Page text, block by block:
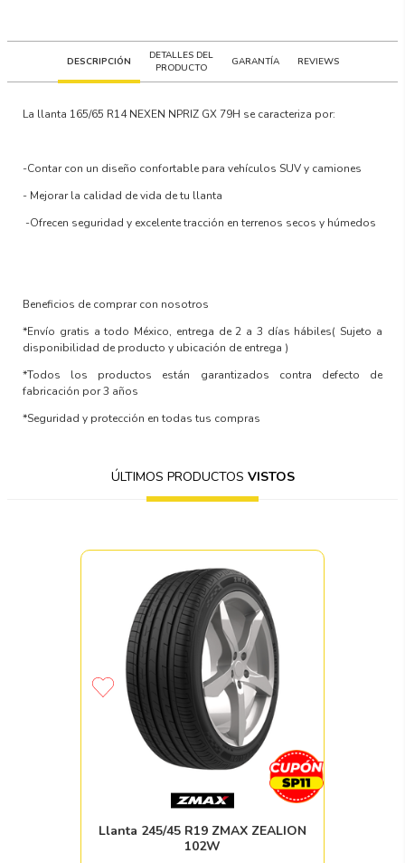
DESCRIPCIÓN
DETALLES DEL
PRODUCTO
GARANTÍA REVIEWS
La llanta 165/65 R14 NEXEN NPRIZ GX 79H se caracteriza por:
-Contar con un diseño confortable para vehículos SUV y camiones
- Mejorar la calidad de vida de tu llanta
-Ofrecen seguridad y excelente tracción en terrenos secos y húmedos
Beneficios de comprar con nosotros
*Envío gratis a todo México, entrega de 2 a 3 días hábiles( Sujeto a
disponibilidad de producto y ubicación de entrega )
*Todos los productos están garantizados contra defecto de
fabricación por 3 años
*Seguridad y protección en todas tus compras
ÚLTIMOS PRODUCTOS VISTOS
Llanta 245/45 R19 ZMAX ZEALION
102W